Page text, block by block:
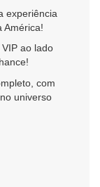
experiência
América!
ao lado
com
universo